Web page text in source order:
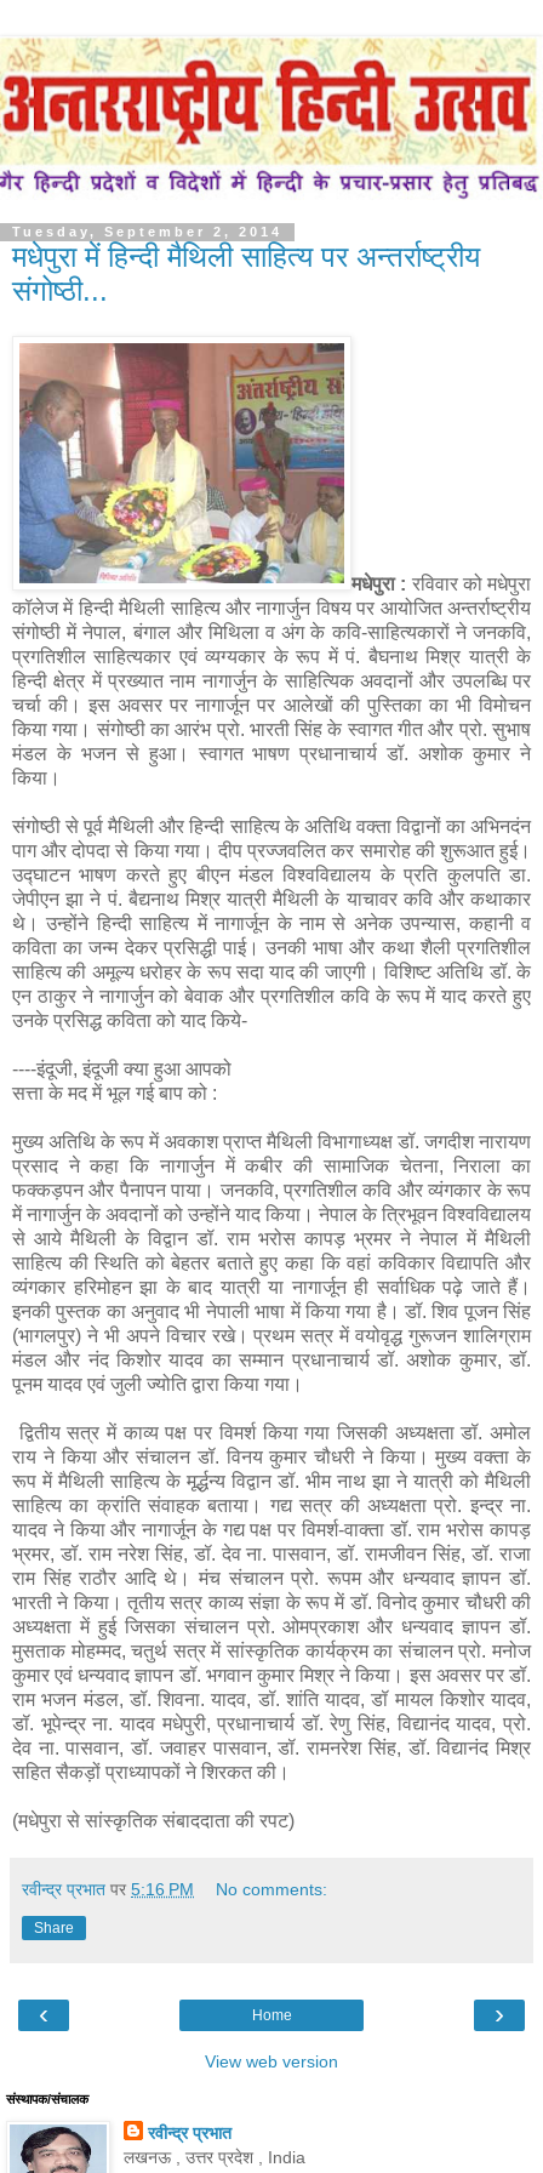
Tuesday, September 2, 2014
मधेपुरा में हिन्दी मैथिली साहित्य पर अन्तर्राष्ट्रीय
संगोष्ठी...
मधेपुरा : रविवार को मधेपुरा
कॉलेज में हिन्दी मैथिली साहित्य और नागार्जुन विषय पर आयोजित अन्तर्राष्ट्रीय
संगोष्ठी में नेपाल, बंगाल और मिथिला व अंग के कवि-साहित्यकारों ने जनकवि,
प्रगतिशील साहित्यकार एवं व्यग्यकार के रूप में पं. बैघनाथ मिश्र यात्री के
हिन्दी क्षेत्र में प्रख्यात नाम नागार्जुन के साहित्यिक अवदानों और उपलब्धि पर
चर्चा की। इस अवसर पर नागार्जून पर आलेखों की पुस्तिका का भी विमोचन
किया गया। संगोष्ठी का आरंभ प्रो. भारती सिंह के स्वागत गीत और प्रो. सुभाष
मंडल के भजन से हुआ। स्वागत भाषण प्रधानाचार्य डॉ. अशोक कुमार ने
किया।
संगोष्ठी से पूर्व मैथिली और हिन्दी साहित्य के अतिथि वक्ता विद्वानों का अभिनदंन
पाग और दोपदा से किया गया। दीप प्रज्जवलित कर समारोह की शुरूआत हुई।
उद्घाटन भाषण करते हुए बीएन मंडल विश्वविद्यालय के प्रति कुलपति डा.
जेपीएन झा ने पं. बैद्यनाथ मिश्र यात्री मैथिली के याचावर कवि और कथाकार
थे। उन्होंने हिन्दी साहित्य में नागार्जून के नाम से अनेक उपन्यास, कहानी व
कविता का जन्म देकर प्रसिद्धी पाई। उनकी भाषा और कथा शैली प्रगतिशील
साहित्य की अमूल्य धरोहर के रूप सदा याद की जाएगी। विशिष्ट अतिथि डॉ. के
एन ठाकुर ने नागार्जुन को बेवाक और प्रगतिशील कवि के रूप में याद करते हुए
उनके प्रसिद्ध कविता को याद किये-
----इंदूजी, इंदूजी क्या हुआ आपको
सत्ता के मद में भूल गई बाप को :
मुख्य अतिथि के रूप में अवकाश प्राप्त मैथिली विभागाध्यक्ष डॉ. जगदीश नारायण
प्रसाद ने कहा कि नागार्जुन में कबीर की सामाजिक चेतना, निराला का
फक्कड़पन और पैनापन पाया। जनकवि, प्रगतिशील कवि और व्यंगकार के रूप
में नागार्जुन के अवदानों को उन्होंने याद किया। नेपाल के त्रिभूवन विश्वविद्यालय
से आये मैथिली के विद्वान डॉ. राम भरोस कापड़ भ्रमर ने नेपाल में मैथिली
साहित्य की स्थिति को बेहतर बताते हुए कहा कि वहां कविकार विद्यापति और
व्यंगकार हरिमोहन झा के बाद यात्री या नागार्जून ही सर्वाधिक पढ़े जाते हैं।
इनकी पुस्तक का अनुवाद भी नेपाली भाषा में किया गया है। डॉ. शिव पूजन सिंह
(भागलपुर) ने भी अपने विचार रखे। प्रथम सत्र में वयोवृद्ध गुरूजन शालिग्राम
मंडल और नंद किशोर यादव का सम्मान प्रधानाचार्य डॉ. अशोक कुमार, डॉ.
पूनम यादव एवं जुली ज्योति द्वारा किया गया।
द्वितीय सत्र में काव्य पक्ष पर विमर्श किया गया जिसकी अध्यक्षता डॉ. अमोल
राय ने किया और संचालन डॉ. विनय कुमार चौधरी ने किया। मुख्य वक्ता के
रूप में मैथिली साहित्य के मू‌र्द्धन्य विद्वान डॉ. भीम नाथ झा ने यात्री को मैथिली
साहित्य का क्रांति संवाहक बताया। गद्य सत्र की अध्यक्षता प्रो. इन्द्र ना.
यादव ने किया और नागार्जून के गद्य पक्ष पर विमर्श-वाक्ता डॉ. राम भरोस कापड़
भ्रमर, डॉ. राम नरेश सिंह, डॉ. देव ना. पासवान, डॉ. रामजीवन सिंह, डॉ. राजा
राम सिंह राठौर आदि थे। मंच संचालन प्रो. रूपम और धन्यवाद ज्ञापन डॉ.
भारती ने किया। तृतीय सत्र काव्य संज्ञा के रूप में डॉ. विनोद कुमार चौधरी की
अध्यक्षता में हुई जिसका संचालन प्रो. ओमप्रकाश और धन्यवाद ज्ञापन डॉ.
मुसताक मोहम्मद, चतुर्थ सत्र में सांस्कृतिक कार्यक्रम का संचालन प्रो. मनोज
कुमार एवं धन्यवाद ज्ञापन डॉ. भगवान कुमार मिश्र ने किया। इस अवसर पर डॉ.
राम भजन मंडल, डॉ. शिवना. यादव, डॉ. शांति यादव, डॉ मायल किशोर यादव,
डॉ. भूपेन्द्र ना. यादव मधेपुरी, प्रधानाचार्य डॉ. रेणु सिंह, विद्यानंद यादव, प्रो.
देव ना. पासवान, डॉ. जवाहर पासवान, डॉ. रामनरेश सिंह, डॉ. विद्यानंद मिश्र
सहित सैकड़ों प्राध्यापकों ने शिरकत की।
(मधेपुरा से सांस्कृतिक संबाददाता की रपट)
रवीन्द्र प्रभात पर 5:16 PM No comments:
Share
‹ ›
Home
View web version
संस्थापक/संचालक
रवीन्द्र प्रभात
लखनऊ , उत्तर प्रदेश , India